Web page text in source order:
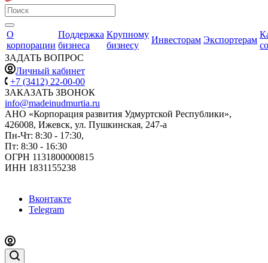
О
корпорации
Поддержка
бизнеса
Крупному
бизнесу
Инвесторам Экспортерам
ЗАДАТЬ ВОПРОС
Личный кабинет
+7 (3412) 22-00-00
ЗАКАЗАТЬ ЗВОНОК
info@madeinudmurtia.ru
АНО «Корпорация развития Удмуртской Республики»,
426008, Ижевск, ул. Пушкинская, 247-а
Пн-Чт: 8:30 - 17:30,
Пт: 8:30 - 16:30
ОГРН 1131800000815
ИНН 1831155238
Вконтакте
Telegram